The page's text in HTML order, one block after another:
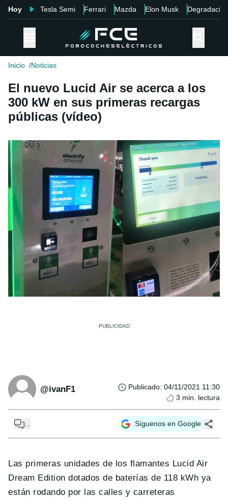
Hoy Tesla Semi Ferrari Mazda Elon Musk Degradación
Inicio Noticias
El nuevo Lucid Air se acerca a los
300 kW en sus primeras recargas
públicas (vídeo)
@ivanF1 Publicado: 04/11/2021 11:30
3 min. lectura
... Síguenos en Google
Las primeras unidades de los flamantes Lucid Air
Dream Edition dotados de baterías de 118 kWh ya
están rodando por las calles y carreteras